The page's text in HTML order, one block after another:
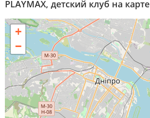
PLAYMAX, детский клуб на карте
+
−